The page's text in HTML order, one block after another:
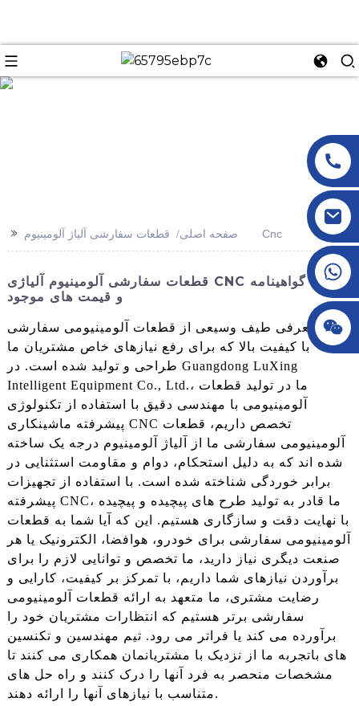
+86 18145770882
>> صفحه اصلی قطعات سفارشی آلیاژ آلومینیوم Cnc
قطعات سفارشی آلومینیوم آلیاژی CNC با گواهینامه CE
و قیمت های موجود
معرفی طیف وسیعی از قطعات آلومینیومی سفارشی CNC
با کیفیت بالا که برای رفع نیازهای خاص مشتریان ما
طراحی و تولید شده است. در Guangdong LuXing
Intelligent Equipment Co., Ltd.، ما در تولید قطعات
آلومینیومی با مهندسی دقیق با استفاده از تکنولوژی
پیشرفته ماشینکاری CNC تخصص داریم، قطعات
آلومینیومی سفارشی ما از آلیاژ آلومینیوم درجه یک ساخته
شده اند که به دلیل استحکام، دوام و مقاومت استثنایی در
برابر خوردگی شناخته شده است. با استفاده از تجهیزات
پیشرفته CNC، ما قادر به تولید طرح های پیچیده و پیچیده
با نهایت دقت و سازگاری هستیم. این که آیا شما به قطعات
آلومینیومی سفارشی برای خودرو، هوافضا، الکترونیک یا هر
صنعت دیگری نیاز دارید، ما تخصص و توانایی لازم را برای
برآوردن نیازهای شما داریم، با تمرکز بر کیفیت، کارایی و
رضایت مشتری، ما متعهد به ارائه قطعات آلومینیومی
سفارشی برتر هستیم که انتظارات مشتریان خود را
برآورده می کند یا فراتر می رود. تیم مهندسین و تکنسین
های باتجربه ما از نزدیک با مشتریانمان همکاری می کنند تا
مشخصات منحصر به فرد آنها را درک کنند و راه حل های
متناسب با نیازهای آنها را ارائه دهند.